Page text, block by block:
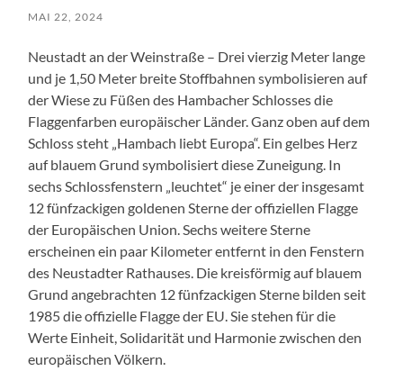
MAI 22, 2024
Neustadt an der Weinstraße – Drei vierzig Meter lange
und je 1,50 Meter breite Stoffbahnen symbolisieren auf
der Wiese zu Füßen des Hambacher Schlosses die
Flaggenfarben europäischer Länder. Ganz oben auf dem
Schloss steht „Hambach liebt Europa“. Ein gelbes Herz
auf blauem Grund symbolisiert diese Zuneigung. In
sechs Schlossfenstern „leuchtet“ je einer der insgesamt
12 fünfzackigen goldenen Sterne der offiziellen Flagge
der Europäischen Union. Sechs weitere Sterne
erscheinen ein paar Kilometer entfernt in den Fenstern
des Neustadter Rathauses. Die kreisförmig auf blauem
Grund angebrachten 12 fünfzackigen Sterne bilden seit
1985 die offizielle Flagge der EU. Sie stehen für die
Werte Einheit, Solidarität und Harmonie zwischen den
europäischen Völkern.